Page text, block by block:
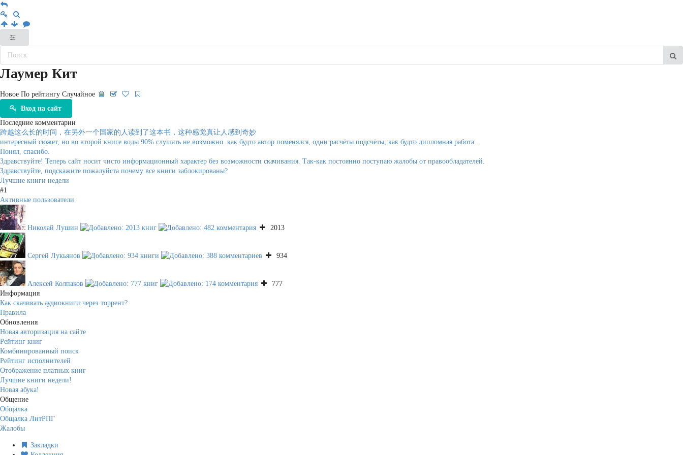
Лаумер Кит
Новое По рейтингу Случайное
Вход на сайт
Последние комментарии
跨越这么长的时间，在另外一个国家的人读到了这本书，这种感觉真让人感到奇妙
интересный сюжет, но во второй книге воды 90% слушать не возможно. как будто автор поменялся, одни расчёты подсчёты, как будто дипломная работа...
Понял, спасибо.
Здравствуйте! Теперь сайт носит чисто информационный характер без возможности скачивания. Так-как постоянно поступаю жалобы от правообладателей.
Здравствуйте, подскажите пожалуйста почему все книги заблокированы?
Лучшие книги недели
#1
Активные пользователи
Николай Лушин 2013
Сергей Лукьянов 934
Алексей Колпаков
777
Информация
Как скачивать аудиокниги через торрент?
Правила
Обновления
Новая авторизация на сайте
Рейтинг книг
Комбинированный поиск
Рейтинг исполнителей
Отображение платных книг
Лучшие книги недели!
Новая абука!
Общение
Общалка
Общалка ЛитРПГ
Жалобы
Закладки